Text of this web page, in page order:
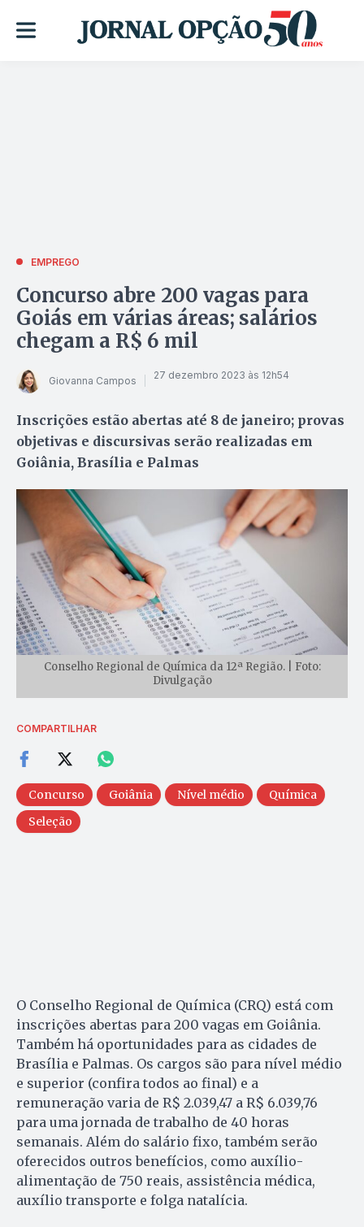
EMPREGO
Concurso abre 200 vagas para
Goiás em várias áreas; salários
chegam a R$ 6 mil
Giovanna Campos 27 dezembro 2023 às 12h54
Inscrições estão abertas até 8 de janeiro; provas
objetivas e discursivas serão realizadas em
Goiânia, Brasília e Palmas
Conselho Regional de Química da 12ª Região. | Foto:
Divulgação
COMPARTILHAR
Concurso Goiânia Nível médio
Química
Seleção
O Conselho Regional de Química (CRQ) está com
inscrições abertas para 200 vagas em Goiânia.
Também há oportunidades para as cidades de
Brasília e Palmas. Os cargos são para nível médio
e superior (confira todos ao final) e a
remuneração varia de R$ 2.039,47 a R$ 6.039,76
para uma jornada de trabalho de 40 horas
semanais. Além do salário fixo, também serão
oferecidos outros benefícios, como auxílio-
alimentação de 750 reais, assistência médica,
auxílio transporte e folga natalícia.